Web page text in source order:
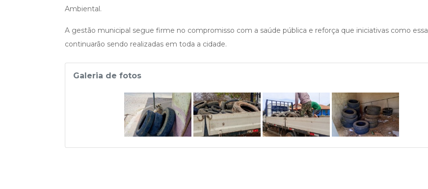
Ambiental.
A gestão municipal segue firme no compromisso com a saúde pública e reforça que iniciativas como essa
continuarão sendo realizadas em toda a cidade.
Galeria de fotos